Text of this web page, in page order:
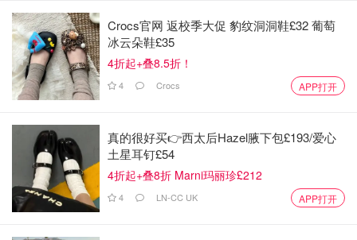
Crocs官网 返校季大促 豹纹洞洞鞋£32 葡萄
冰云朵鞋£35
4折起+叠8.5折！
4 Crocs APP打开
真的很好买👉西太后Hazel腋下包£193/爱心
土星耳钉£54
4折起+叠8折 Marni玛丽珍£212
4 LN-CC UK APP打开